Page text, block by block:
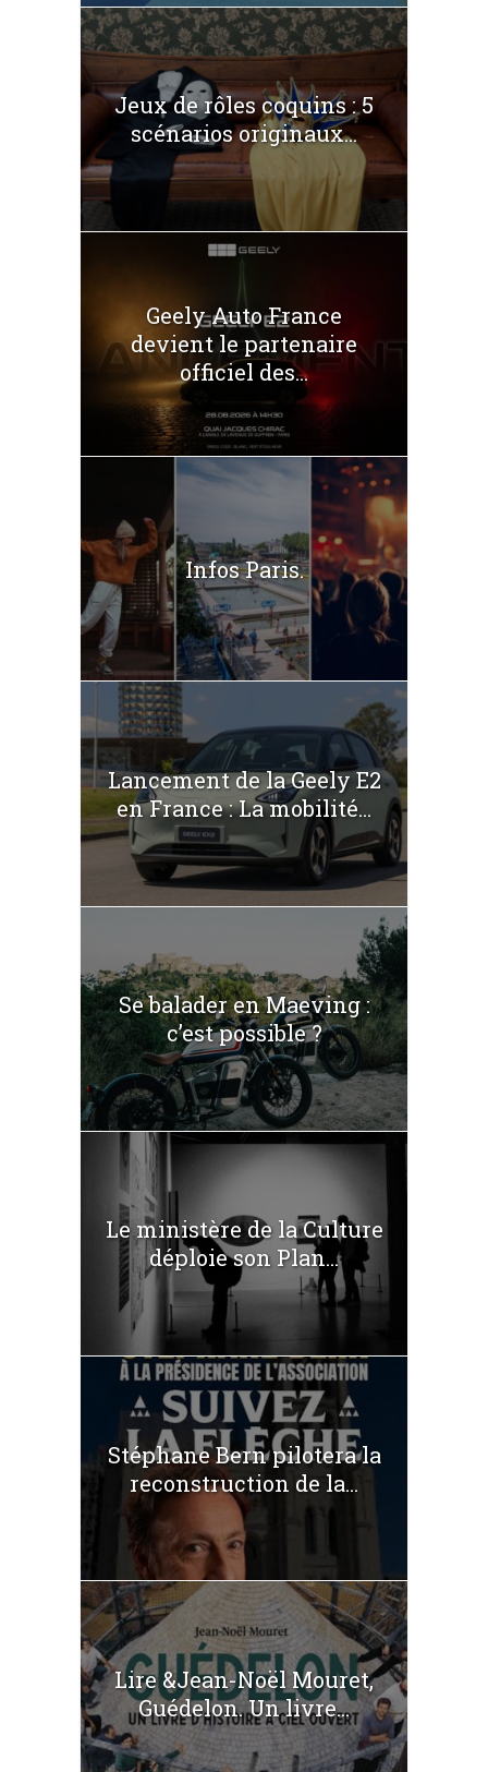
Jeux de rôles coquins : 5
scénarios originaux...
Geely Auto France
devient le partenaire
officiel des...
Infos Paris.
Lancement de la Geely E2
en France : La mobilité...
Se balader en Maeving :
c’est possible ?
Le ministère de la Culture
déploie son Plan...
Stéphane Bern pilotera la
reconstruction de la...
Lire &Jean-Noël Mouret,
Guédelon. Un livre...